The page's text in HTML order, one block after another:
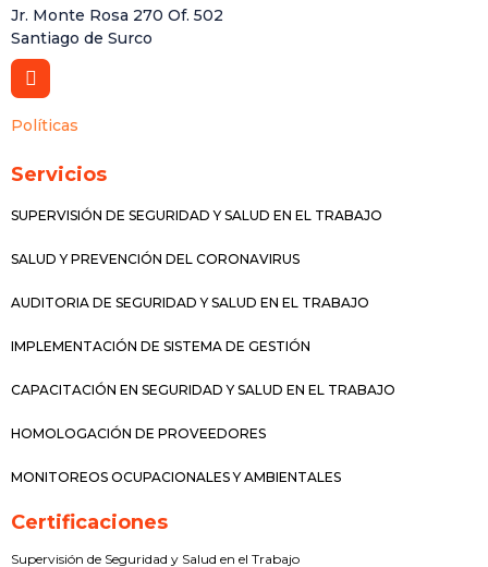
Jr. Monte Rosa 270 Of. 502
Santiago de Surco
Políticas
Servicios
SUPERVISIÓN DE SEGURIDAD Y SALUD EN EL TRABAJO
SALUD Y PREVENCIÓN DEL CORONAVIRUS
AUDITORIA DE SEGURIDAD Y SALUD EN EL TRABAJO
IMPLEMENTACIÓN DE SISTEMA DE GESTIÓN
CAPACITACIÓN EN SEGURIDAD Y SALUD EN EL TRABAJO
HOMOLOGACIÓN DE PROVEEDORES
MONITOREOS OCUPACIONALES Y AMBIENTALES
Certificaciones
Supervisión de Seguridad y Salud en el Trabajo